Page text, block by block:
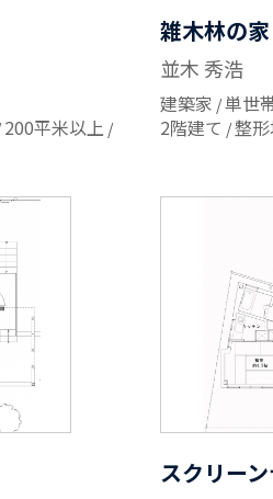
200平米以上
雑木林の家
並木 秀浩
建築家 単世
2階建て 整
スクリー